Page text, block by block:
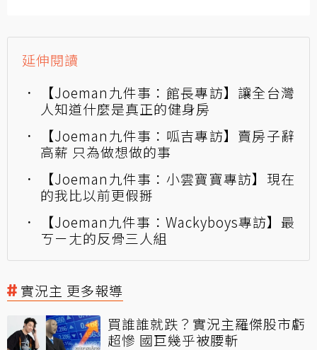
延伸閱讀
【Joeman九件事：館長專訪】讓全台灣
人知道什麼是真正的健身房
【Joeman九件事：呱吉專訪】賣房子辭
高薪 只為做想做的事
【Joeman九件事：小雲寶寶專訪】現在
的我比以前更假掰
【Joeman九件事：Wackyboys專訪】最
ㄎㄧㄤ的反骨三人組
實況主 更多報導
買誰誰就跌？實況主羅傑股市虧
超慘 國巨幾乎被腰斬